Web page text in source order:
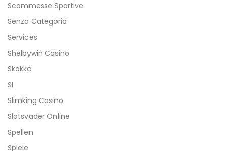
Scommesse Sportive
Senza Categoria
Services
Shelbywin Casino
Skokka
Sl
Slimking Casino
Slotsvader Online
Spellen
Spiele